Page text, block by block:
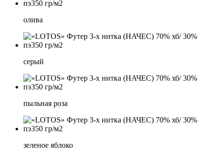
олива
серый
пыльная роза
зеленое яблоко